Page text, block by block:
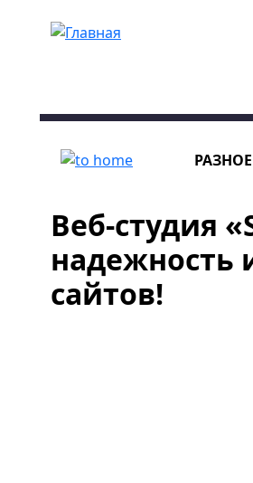
РАЗНОЕ
Веб-студия
надежность
сайтов!